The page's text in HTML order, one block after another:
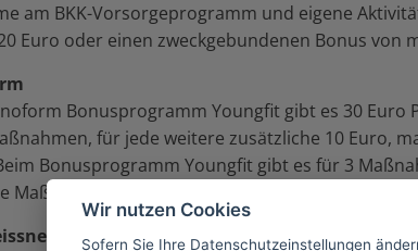
am BKK-Vorsorgeprogramm und eigene
Euro oder einen zweckgebundenen Bonus von
Bonusprogramm Youngfit gibt es 30 Euro
für jede weitere zusätzliche 10 Euro,
Bonusprogramm Youngfit gibt es für 3
Maßnahme gibt es weitere 10 Euro, maximal bis
Wir nutzen Cookies
Sofern Sie Ihre Datenschutzeinstellungen